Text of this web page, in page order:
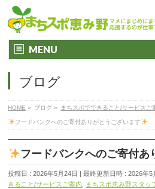
MENU
ブログ
HOME » ブログ » まちスポでできること/サービスご
フードバンクへのご寄付ありがとうございます
フードバンクへのご寄付あ
投稿日 : 2026年5月24日 最終更新日時 : 2026年5
きること/サービスご案内
まちスポ恵み野スタッ